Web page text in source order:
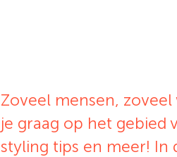
Zoveel mensen,
je graag op het gebied
styling tips en meer! In